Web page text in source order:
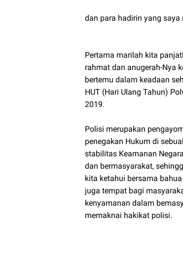
dan para hadirin yang saya
Pertama marilah kita
rahmat dan anugerah-Nya
bertemu dalam keadaan
HUT (Hari Ulang Tahun)
2019.
Polisi merupakan
penegakan Hukum di
stabilitas Keamanan
dan bermasyarakat,
kita ketahui bersama
juga tempat bagi
kenyamanan dalam
memaknai hakikat polisi.